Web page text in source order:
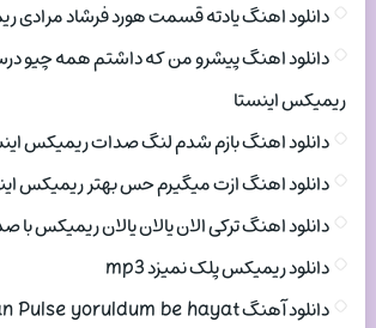
دانلود اهنگ یادته قسمت هورد فرشاد مرادی
دانلود اهنگ پیشرو من که داشتم همه چیو
ریمیکس اینستا
دانلود اهنگ بازم شدم لنگ صدات ریمیکس
دانلود اهنگ ازت میگیرم حس بهتر ریمیکس
دانلود اهنگ ترکی الان یالان یالان ریمیکس با
دانلود ریمیکس پلک نمیزد mp3
دانلود آهنگ Anatolian Pulse yoruldum be hayat